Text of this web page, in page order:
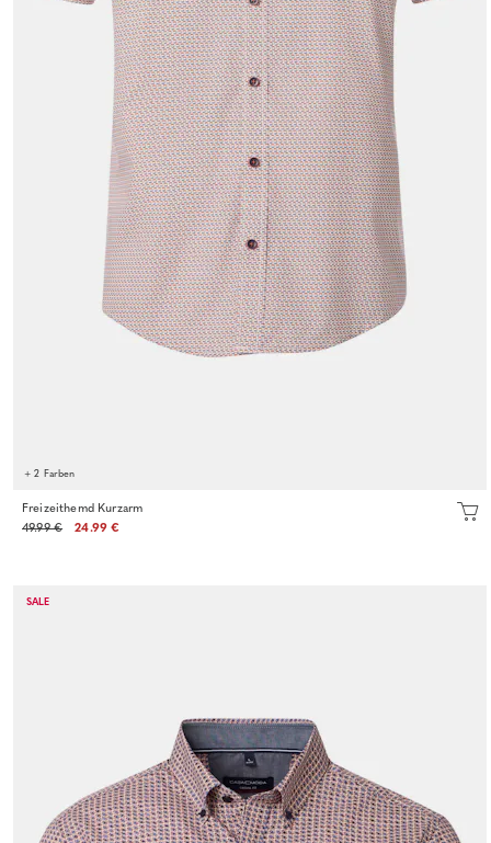
+ 2 Farben
Freizeithemd Kurzarm
49.99 €
24.99 €
SALE